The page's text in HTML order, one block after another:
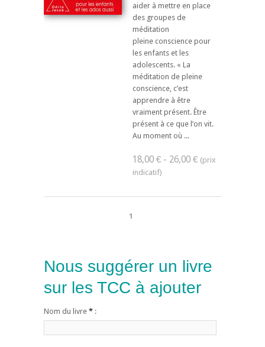
aider à mettre en place
des groupes de
méditation
pleine conscience pour
les enfants et les
adolescents. « La
méditation de pleine
conscience, c’est
apprendre à être
vraiment présent. Être
présent à ce que l’on vit.
Au moment où ...
18,00 € - 26,00 €
1
Nous suggérer un livre
sur les TCC à ajouter
Nom du livre * :